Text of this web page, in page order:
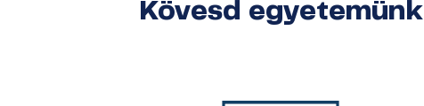
Kövesd egyetemünk